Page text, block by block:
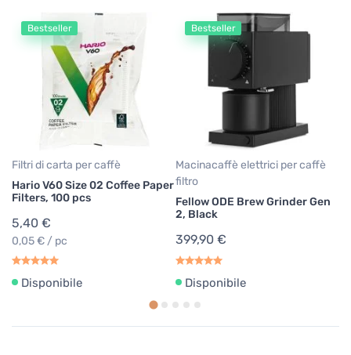
Bestseller
Filtri di carta per caffè
Hario V60 Size 02 Coffee Paper
Filters, 100 pcs
5,40 €
0,05 € / pc
Disponibile
Bestseller
Macinacaffè elettrici per caffè
filtro
Fellow ODE Brew Grinder Gen
2, Black
399,90 €
Disponibile